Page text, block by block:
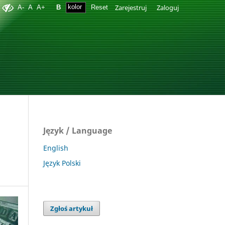
A- A A+ B Reset Zarejestruj Zaloguj
Język / Language
English
Język Polski
Zgłoś artykuł